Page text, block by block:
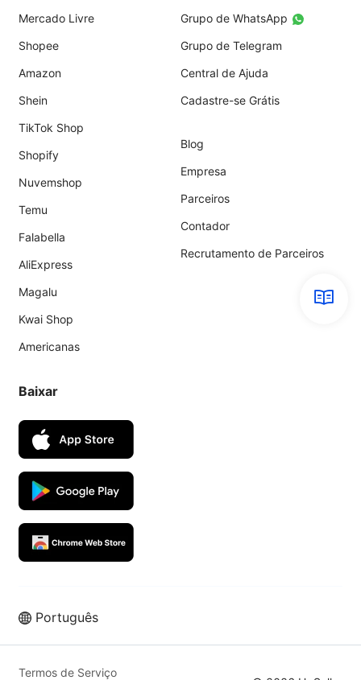
Mercado Livre
Shopee
Amazon
Shein
TikTok Shop
Shopify
Nuvemshop
Temu
Falabella
AliExpress
Magalu
Kwai Shop
Americanas
Grupo de WhatsApp
Grupo de Telegram
Central de Ajuda
Cadastre-se Grátis
Blog
Empresa
Parceiros
Contador
Recrutamento de Parceiros
Baixar
Português
Termos de Serviço